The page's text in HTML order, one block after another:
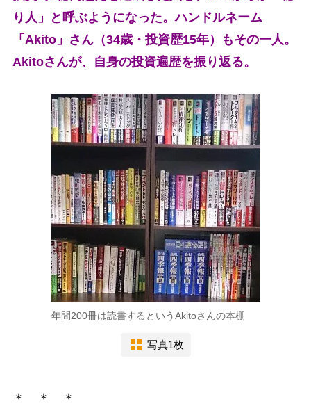
り人」と呼ぶようになった。ハンドルネーム
「Akito」さん（34歳・投資歴15年）もその一人。
Akitoさんが、自身の投資遍歴を振り返る。
年間200冊は読書するというAkitoさんの本棚
写真1枚
＊ ＊ ＊